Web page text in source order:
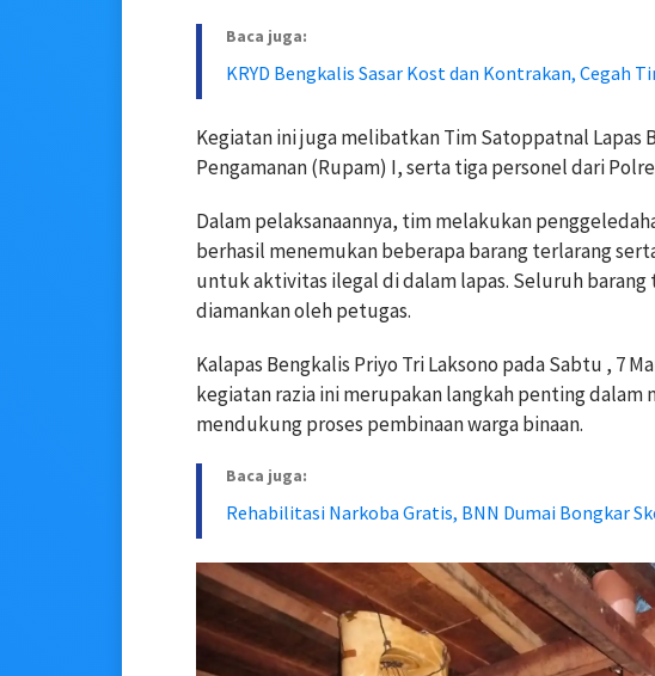
Baca juga:
KRYD Bengkalis Sasar Kost dan Kontrakan, Cegah
Kegiatan ini juga melibatkan Tim Satoppatnal Lapas
Pengamanan (Rupam) I, serta tiga personel dari
Dalam pelaksanaannya, tim melakukan
berhasil menemukan beberapa barang terlarang
untuk aktivitas ilegal di dalam lapas. Seluruh
diamankan oleh petugas.
Kalapas Bengkalis Priyo Tri Laksono pada Sabtu , 7
kegiatan razia ini merupakan langkah penting dalam
mendukung proses pembinaan warga binaan.
Baca juga:
Rehabilitasi Narkoba Gratis, BNN Dumai Bongkar